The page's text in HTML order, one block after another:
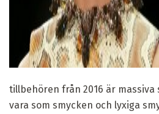
tillbehören från 2016 är massiva
vara som smycken och lyxiga